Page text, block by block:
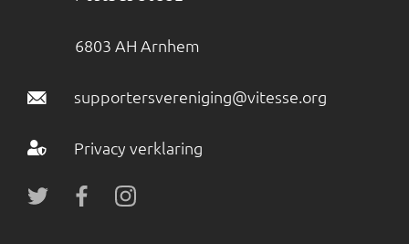
6803 AH Arnhem
supportersvereniging@vitesse.org
Privacy verklaring